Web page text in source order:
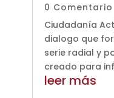
0 Comentario
Ciudadanía
dialogo que
serie radial y
creado para
leer más